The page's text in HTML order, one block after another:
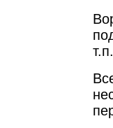
т.п.